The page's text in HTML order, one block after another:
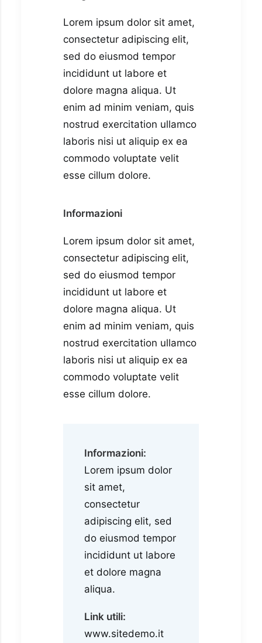
Lorem ipsum dolor sit amet,
consectetur adipiscing elit,
sed do eiusmod tempor
incididunt ut labore et
dolore magna aliqua. Ut
enim ad minim veniam, quis
nostrud exercitation ullamco
laboris nisi ut aliquip ex ea
commodo voluptate velit
esse cillum dolore.
Informazioni
Lorem ipsum dolor sit amet,
consectetur adipiscing elit,
sed do eiusmod tempor
incididunt ut labore et
dolore magna aliqua. Ut
enim ad minim veniam, quis
nostrud exercitation ullamco
laboris nisi ut aliquip ex ea
commodo voluptate velit
esse cillum dolore.
Informazioni:
Lorem ipsum dolor
sit amet,
consectetur
adipiscing elit, sed
do eiusmod tempor
incididunt ut labore
et dolore magna
aliqua.
Link utili:
www.sitedemo.it